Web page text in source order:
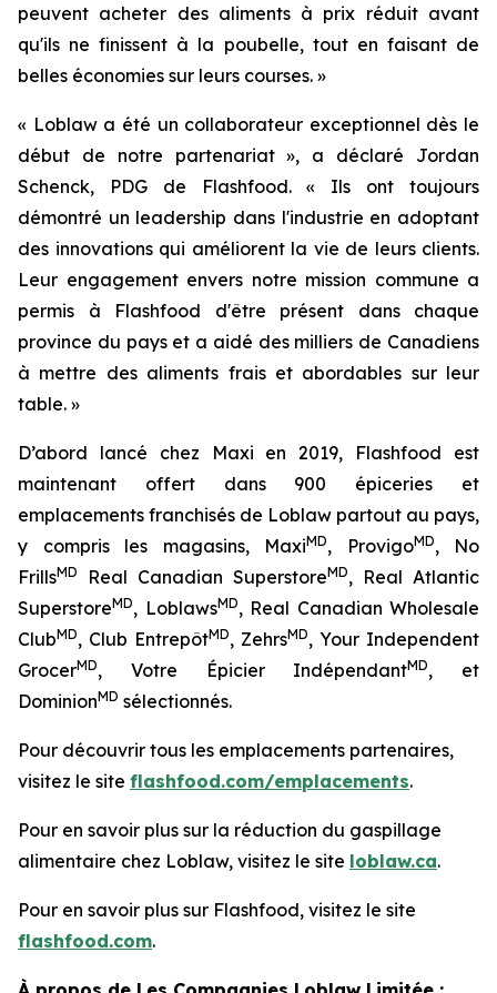
peuvent acheter des aliments à prix réduit avant
qu'ils ne finissent à la poubelle, tout en faisant de
belles économies sur leurs courses. »
« Loblaw a été un collaborateur exceptionnel dès le
début de notre partenariat », a déclaré Jordan
Schenck, PDG de Flashfood. « Ils ont toujours
démontré un leadership dans l'industrie en adoptant
des innovations qui améliorent la vie de leurs clients.
Leur engagement envers notre mission commune a
permis à Flashfood d'être présent dans chaque
province du pays et a aidé des milliers de Canadiens
à mettre des aliments frais et abordables sur leur
table. »
D’abord lancé chez Maxi en 2019, Flashfood est
maintenant offert dans 900 épiceries et
emplacements franchisés de Loblaw partout au pays,
y compris les magasins, MaxiMD, ProvigoMD, No
FrillsMD Real Canadian SuperstoreMD, Real Atlantic
SuperstoreMD, LoblawsMD, Real Canadian Wholesale
ClubMD, Club EntrepôtMD, ZehrsMD, Your Independent
GrocerMD, Votre Épicier IndépendantMD, et
DominionMD sélectionnés.
Pour découvrir tous les emplacements partenaires,
visitez le site flashfood.com/emplacements.
Pour en savoir plus sur la réduction du gaspillage
alimentaire chez Loblaw, visitez le site loblaw.ca.
Pour en savoir plus sur Flashfood, visitez le site
flashfood.com.